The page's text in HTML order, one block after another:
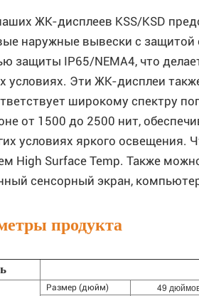
ЖК-дисплеев KSS/KSD
наружные вывески с
защиты IP65/NEMA4, что
условиях. Эти ЖК-дисплеи
широкому спектру
от 1500 до 2500 нит,
условиях яркого освещения.
High Surface Temp. Также
сенсорный экран,
продукта
Размер (дюйм) 49